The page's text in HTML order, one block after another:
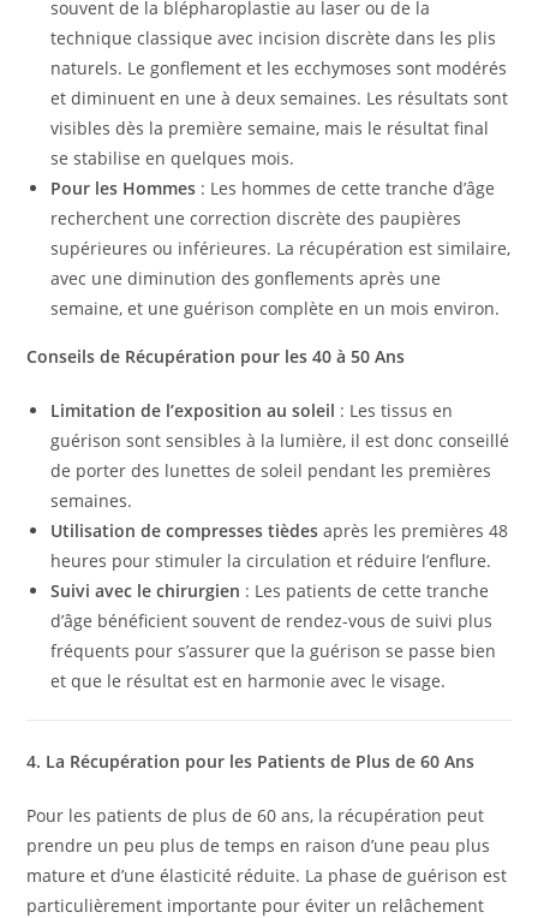
souvent de la blépharoplastie au laser ou de la
technique classique avec incision discrète dans les plis
naturels. Le gonflement et les ecchymoses sont modérés
et diminuent en une à deux semaines. Les résultats sont
visibles dès la première semaine, mais le résultat final
se stabilise en quelques mois.
Pour les Hommes : Les hommes de cette tranche d’âge
recherchent une correction discrète des paupières
supérieures ou inférieures. La récupération est similaire,
avec une diminution des gonflements après une
semaine, et une guérison complète en un mois environ.
Conseils de Récupération pour les 40 à 50 Ans
Limitation de l’exposition au soleil : Les tissus en
guérison sont sensibles à la lumière, il est donc conseillé
de porter des lunettes de soleil pendant les premières
semaines.
Utilisation de compresses tièdes après les premières 48
heures pour stimuler la circulation et réduire l’enflure.
Suivi avec le chirurgien : Les patients de cette tranche
d’âge bénéficient souvent de rendez-vous de suivi plus
fréquents pour s’assurer que la guérison se passe bien
et que le résultat est en harmonie avec le visage.
4. La Récupération pour les Patients de Plus de 60 Ans
Pour les patients de plus de 60 ans, la récupération peut
prendre un peu plus de temps en raison d’une peau plus
mature et d’une élasticité réduite. La phase de guérison est
particulièrement importante pour éviter un relâchement